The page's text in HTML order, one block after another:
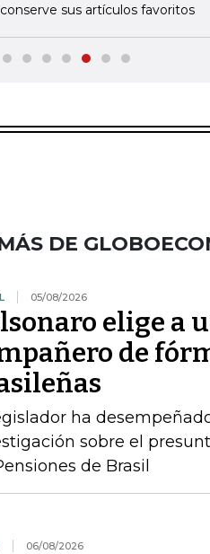
sus artículos favoritos
DE
05/08/2026
elige a
de
ha
sobre el
de Brasil
06/08/2026